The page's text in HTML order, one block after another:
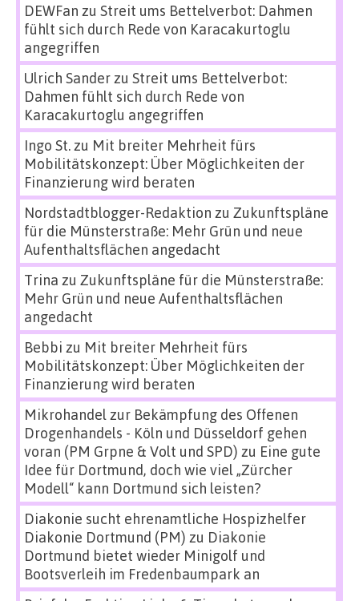
DEWFan zu Streit ums Bettelverbot: Dahmen
fühlt sich durch Rede von Karacakurtoglu
angegriffen
Ulrich Sanderzu Streit ums Bettelverbot:
Dahmen fühlt sich durch Rede von
Karacakurtoglu angegriffen
Ingo St.zu Mit breiter Mehrheit fürs
Mobilitätskonzept: Über Möglichkeiten der
Finanzierung wird beraten
Nordstadtblogger-Redaktion zu Zukunftspläne
für die Münsterstraße: Mehr Grün und neue
Aufenthaltsflächen angedacht
Trina zu Zukunftspläne für die Münsterstraße:
Mehr Grün und neue Aufenthaltsflächen
angedacht
Bebbi zu Mit breiter Mehrheit fürs
Mobilitätskonzept: Über Möglichkeiten der
Finanzierung wird beraten
Mikrohandel zur Bekämpfung des Offenen
Drogenhandels - Köln und Düsseldorf gehen
voran (PM Grpne & Volt und SPD) zu Eine gute
Idee für Dortmund, doch wie viel „Zürcher
Modell“ kann Dortmund sich leisten?
Diakonie sucht ehrenamtliche Hospizhelfer
Diakonie Dortmund (PM) zu Diakonie
Dortmund bietet wieder Minigolf und
Bootsverleih im Fredenbaumpark an